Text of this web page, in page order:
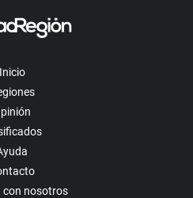
Inicio
con nosotros